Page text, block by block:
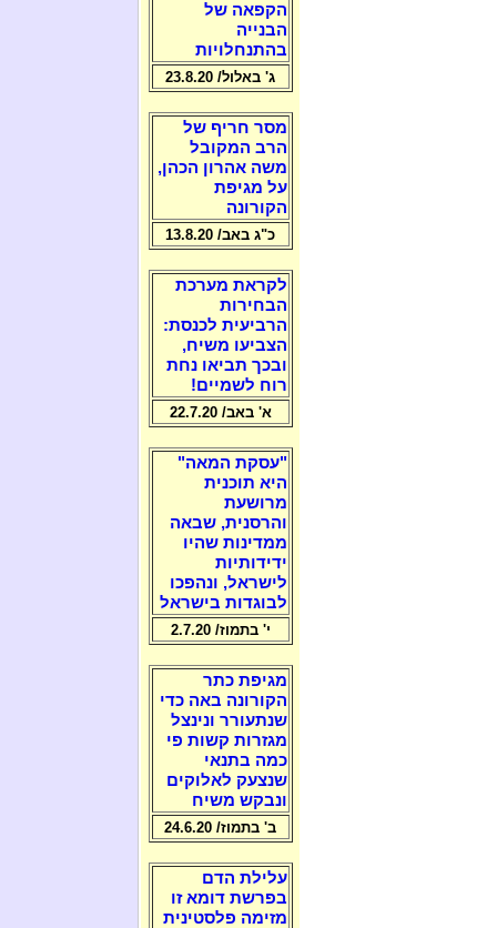
הקפאה של
הבנייה
בהתנחלויות
ג' באלול/ 23.8.20
מסר חריף של
הרב המקובל
משה אהרון הכהן,
על מגיפת
הקורונה
כ"ג באב/ 13.8.20
לקראת מערכת
הבחירות
הרביעית לכנסת:
הצביעו משיח,
ובכך תביאו נחת
רוח לשמיים!
א' באב/ 22.7.20
"עסקת המאה"
היא תוכנית
מרושעת
והרסנית, שבאה
ממדינות שהיו
ידידותיות
לישראל, ונהפכו
לבוגדות בישראל
י' בתמוז/ 2.7.20
מגיפת כתר
הקורונה באה כדי
שנתעורר ונינצל
מגזרות קשות פי
כמה בתנאי
שנצעק לאלוקים
ונבקש משיח
ב' בתמוז/ 24.6.20
עלילת הדם
בפרשת דומא זו
מזימה פלסטינית